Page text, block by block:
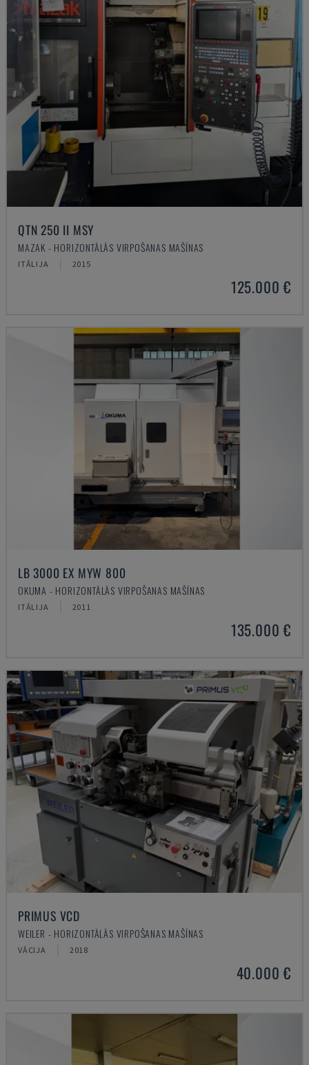
QTN 250 II MSY
MAZAK - HORIZONTĀLĀS VIRPOŠANAS MAŠĪNAS
ITĀLIJA 2015
125.000 €
LB 3000 EX MYW 800
OKUMA - HORIZONTĀLĀS VIRPOŠANAS MAŠĪNAS
ITĀLIJA 2011
135.000 €
PRIMUS VCD
WEILER - HORIZONTĀLĀS VIRPOŠANAS MAŠĪNAS
VĀCIJA 2018
40.000 €